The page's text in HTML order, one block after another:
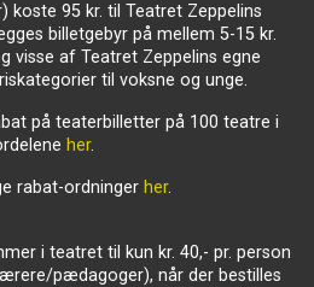
koste 95 kr. til Teatret Zeppelins
billetgebyr på mellem 5-15 kr.
visse af Teatret Zeppelins egne
til voksne og unge.
på teaterbilletter på 100 teatre i
her.
rabat-ordninger her.
i teatret til kun kr. 40,- pr. person
pædagoger), når der bestilles